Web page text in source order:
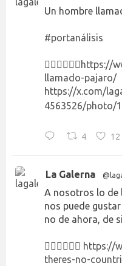
Un hombre
#portanálisis
👉🏻👉🏻👉🏻 https://
llamado-pajaro/
https://x.com/
4563526/photo/1
4 12
La Galerna
A nosotros lo de
nos puede
no de ahora, de
👉🏻👉🏻👉🏻 https://
theres-no-